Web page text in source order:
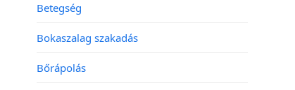
Betegség
Bokaszalag szakadás
Bőrápolás